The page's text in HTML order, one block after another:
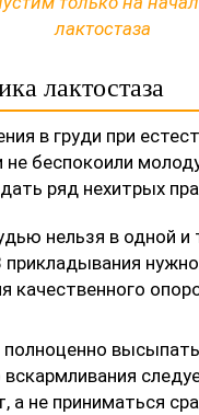
лактостаза
лактостаза
в груди при
не беспокоили
ряд нехитрых
нельзя в одной и
качественного
вскармливания
а не приниматься